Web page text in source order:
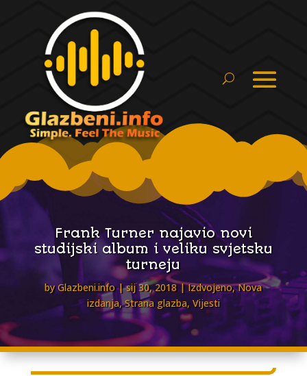
Frank Turner najavio novi
studijski album i veliku svjetsku
turneju
byGlazbeni.info sij 30, 2018 Izdvojeno,Nova
izdanja,Strana glazba, Vijesti